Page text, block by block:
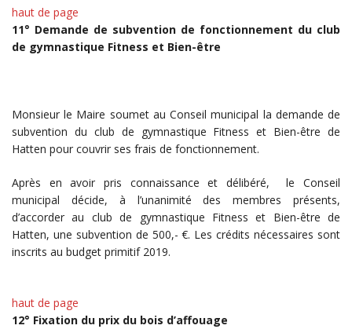
haut de page
11° Demande de subvention de fonctionnement du club
de gymnastique Fitness et Bien-être
Monsieur le Maire soumet au Conseil municipal la demande de
subvention du club de gymnastique Fitness et Bien-être de
Hatten pour couvrir ses frais de fonctionnement.
Après en avoir pris connaissance et délibéré, le Conseil
municipal décide, à l’unanimité des membres présents,
d’accorder au club de gymnastique Fitness et Bien-être de
Hatten, une subvention de 500,- €. Les crédits nécessaires sont
inscrits au budget primitif 2019.
haut de page
12° Fixation du prix du bois d’affouage